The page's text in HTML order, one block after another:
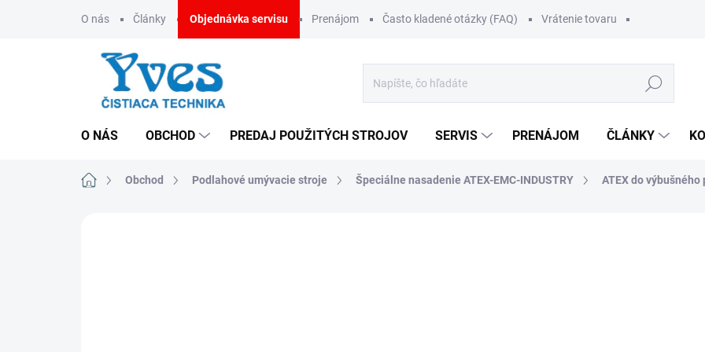
O nás Články Objednávka servisu Prenájom Často kladené otázky (FAQ) Vrátenie tovaru
Hľadať
O NÁS OBCHOD PREDAJ POUŽITÝCH STROJOV SERVIS PRENÁJOM ČLÁNKY
DomovObchod Podlahové umývacie stroje Špeciálne nasadenie ATEX-EMC-INDUSTRY ATEX do výbušného